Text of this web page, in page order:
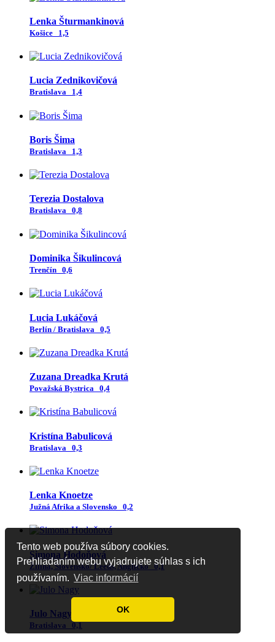
Tento web používa súbory cookies.
Prehliadaním webu vyjadrujete súhlas s ich
používaním. Viac informácií
OK
Lenka Šturmankinová
Košice 1,5
Lucia Zednikovičová
Bratislava 1,4
Boris Šima
Bratislava 1,3
Terezia Dostalova
Bratislava 0,8
Dominika Šikulincová
Trenčín 0,6
Lucia Lukáčová
Berlín / Bratislava 0,5
Zuzana Dreadka Krutá
Považská Bystrica 0,4
Kristína Babulicová
Bratislava 0,3
Lenka Knoetze
Južná Afrika a Slovensko 0,2
Simona Hodoňová
Žilina, Slovensko/ Leeds, Anglicko 0,1
Julo Nagy
Bratislava 0,1